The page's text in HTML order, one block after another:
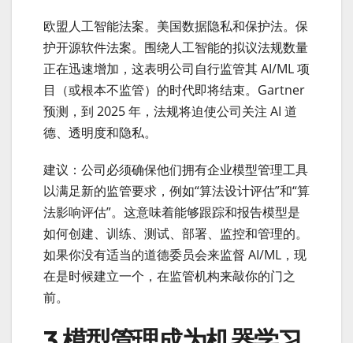
欧盟人工智能法案。美国数据隐私和保护法。保
护开源软件法案。围绕人工智能的拟议法规数量
正在迅速增加，这表明公司自行监管其 AI/ML 项
目（或根本不监管）的时代即将结束。Gartner
预测，到 2025 年，法规将迫使公司关注 AI 道
德、透明度和隐私。
建议：公司必须确保他们拥有企业模型管理工具
以满足新的监管要求，例如“算法设计评估”和“算
法影响评估”。这意味着能够跟踪和报告模型是
如何创建、训练、测试、部署、监控和管理的。
如果你没有适当的道德委员会来监督 AI/ML，现
在是时候建立一个，在监管机构来敲你的门之
前。